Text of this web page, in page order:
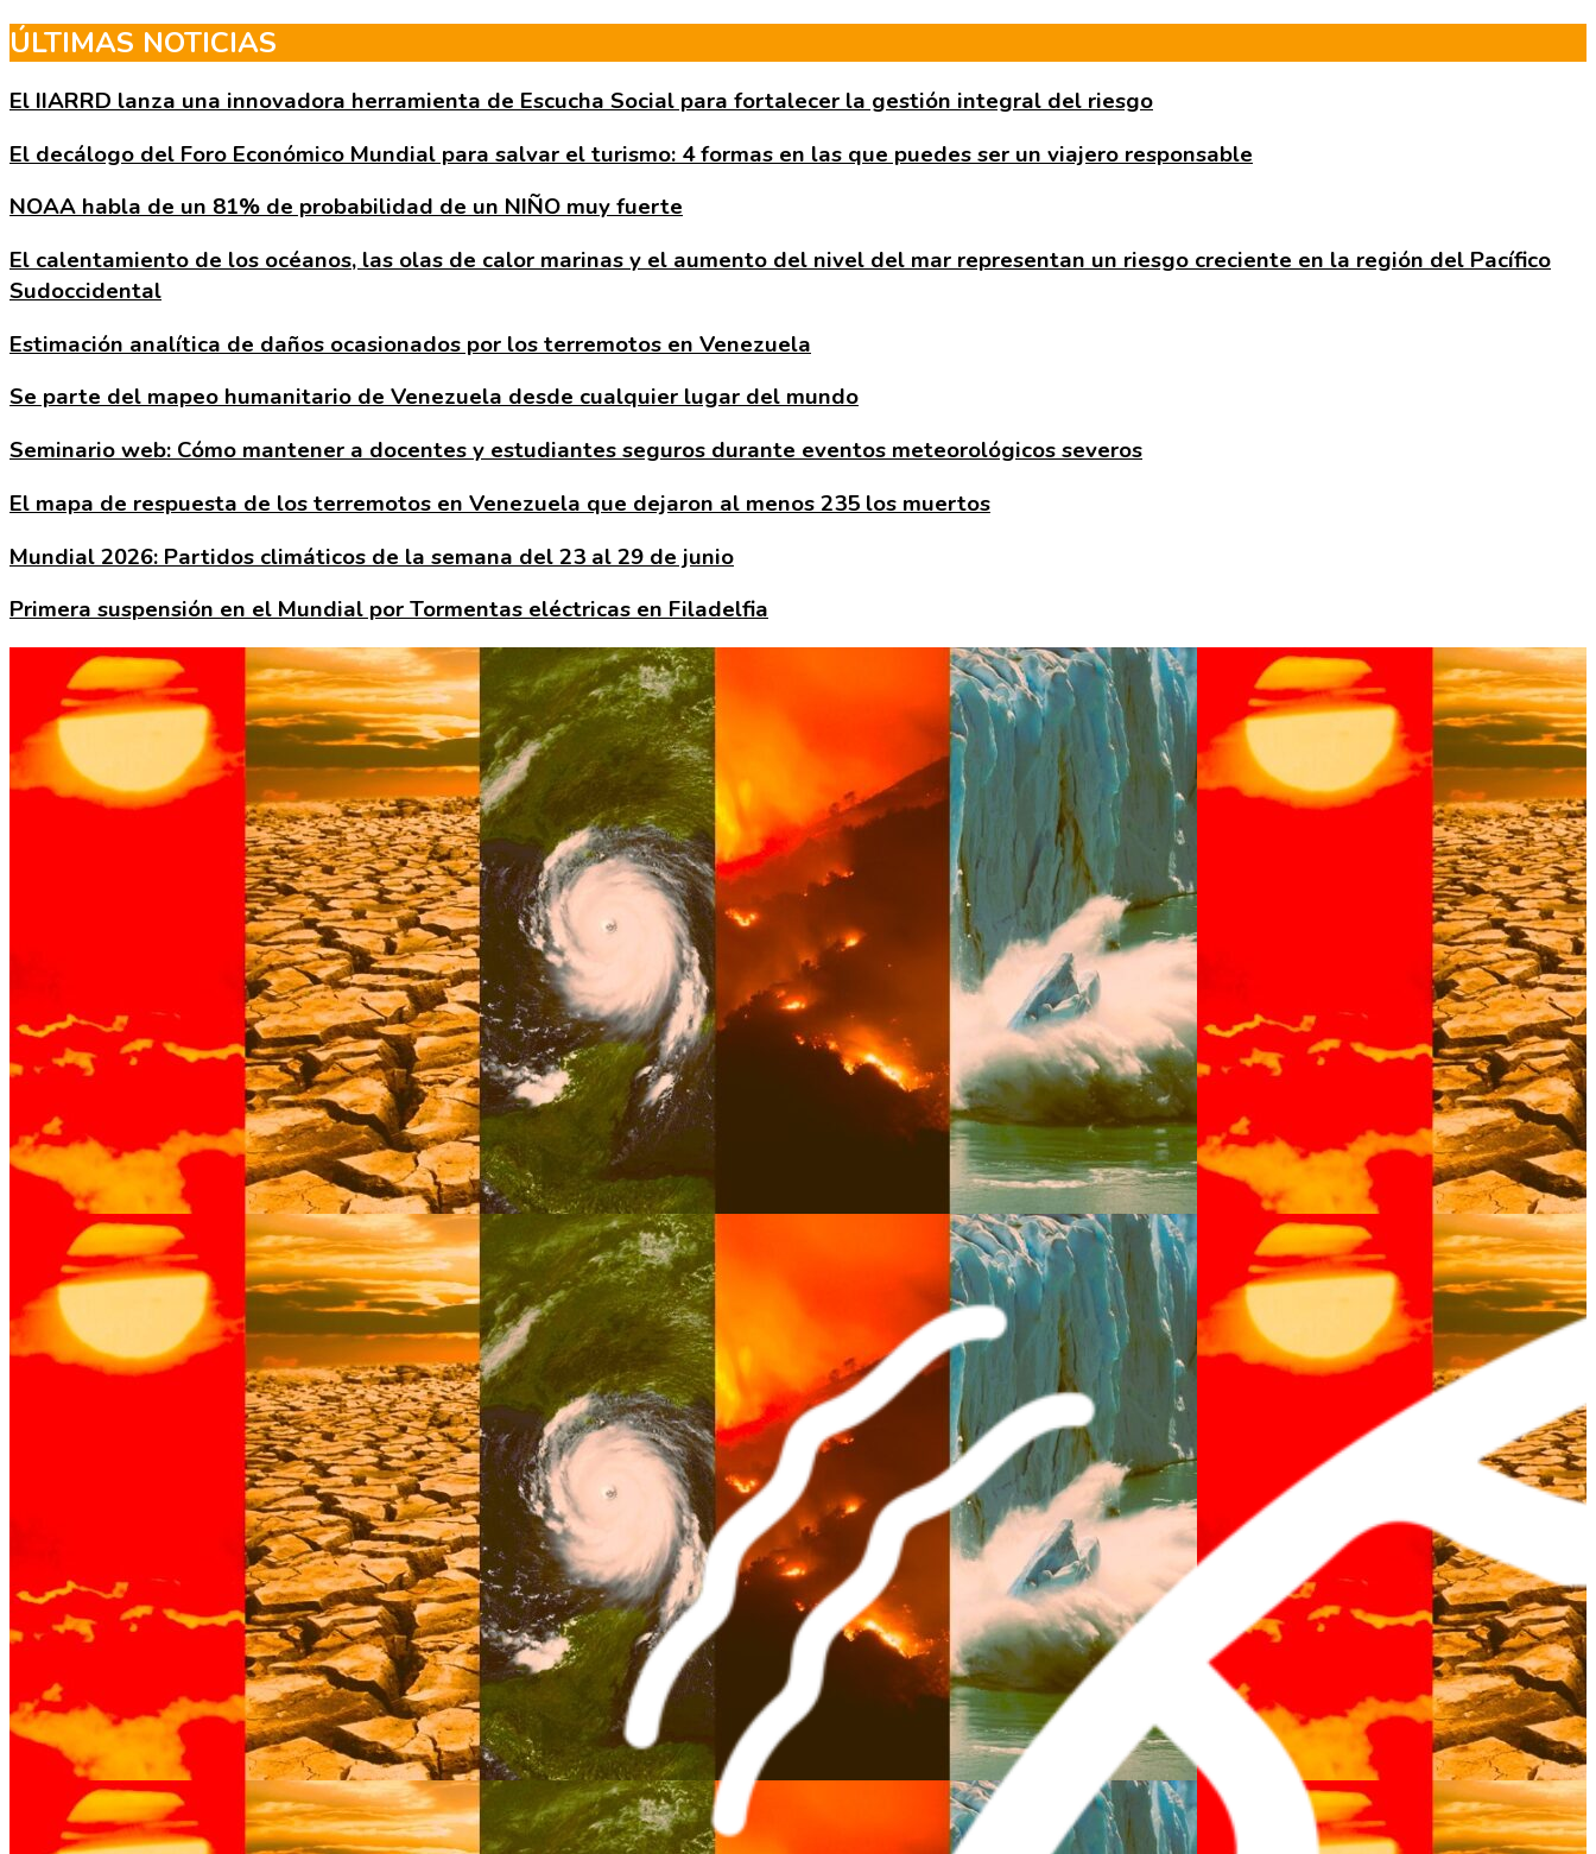
Skip
to
content
ÚLTIMAS NOTICIAS
El IIARRD lanza una innovadora herramienta de Escucha Social para fortalecer la gestión integral del riesgo
El decálogo del Foro Económico Mundial para salvar el turismo: 4 formas en las que puedes ser un viajero responsable
NOAA habla de un 81% de probabilidad de un NIÑO muy fuerte
El calentamiento de los océanos, las olas de calor marinas y el aumento del nivel del mar representan un riesgo creciente en la región del Pacífico
Sudoccidental
Estimación analítica de daños ocasionados por los terremotos en Venezuela
Se parte del mapeo humanitario de Venezuela desde cualquier lugar del mundo
Seminario web: Cómo mantener a docentes y estudiantes seguros durante eventos meteorológicos severos
El mapa de respuesta de los terremotos en Venezuela que dejaron al menos 235 los muertos
Mundial 2026: Partidos climáticos de la semana del 23 al 29 de junio
Primera suspensión en el Mundial por Tormentas eléctricas en Filadelfia